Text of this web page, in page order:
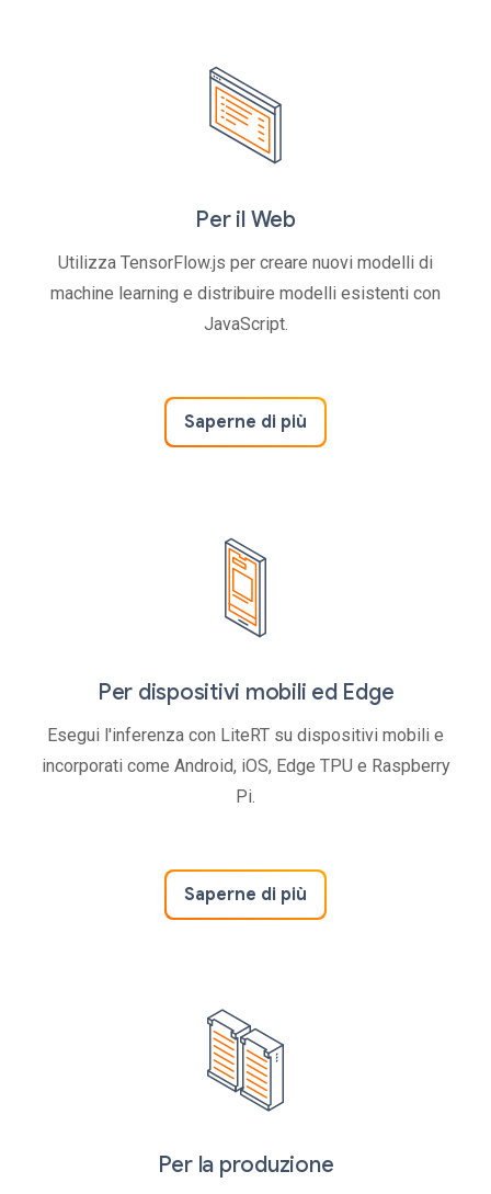
Per il Web
Utilizza TensorFlow.js per creare nuovi modelli di
machine learning e distribuire modelli esistenti con
JavaScript.
Saperne di più
Per dispositivi mobili ed Edge
Esegui l'inferenza con LiteRT su dispositivi mobili e
incorporati come Android, iOS, Edge TPU e Raspberry
Pi.
Saperne di più
Per la produzione